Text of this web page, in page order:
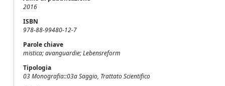
2016
ISBN
978-88-99480-12-7
Parole chiave
mistica; avanguardie; Lebensreform
Tipologia
03 Monografia::03a Saggio, Trattato Scientifico